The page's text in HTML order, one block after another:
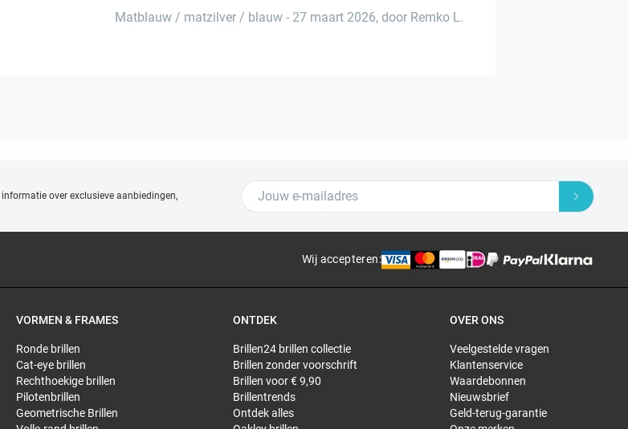
Matblauw / matzilver / blauw - 27 maart 2026, door Remko L.
informatie over exclusieve aanbiedingen,
Wij accepteren:
VORMEN & FRAMES
Ronde brillen
Cat-eye brillen
Rechthoekige brillen
Pilotenbrillen
Geometrische Brillen
ONTDEK
Brillen24 brillen collectie
Brillen zonder voorschrift
Brillen voor € 9,90
Brillentrends
Ontdek alles
OVER ONS
Veelgestelde vragen
Klantenservice
Waardebonnen
Nieuwsbrief
Geld-terug-garantie